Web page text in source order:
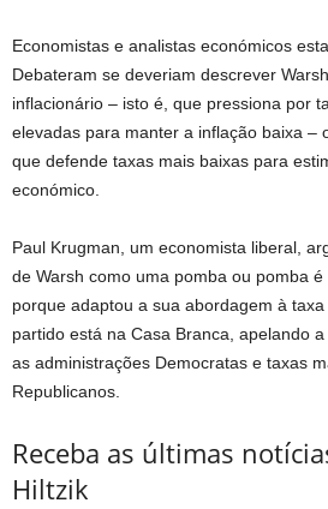
Economistas e analistas económicos
Debateram se deveriam descrever
inflacionário – isto é, que pressiona por
elevadas para manter a inflação baixa –
que defende taxas mais baixas para
económico.
Paul Krugman, um economista liberal,
de Warsh como uma pomba ou pomba é
porque adaptou a sua abordagem à
partido está na Casa Branca, apelando
as administrações Democratas e taxas
Republicanos.
Receba as últimas
Hiltzik